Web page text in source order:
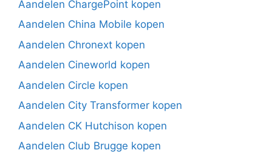
Aandelen ChargePoint kopen
Aandelen China Mobile kopen
Aandelen Chronext kopen
Aandelen Cineworld kopen
Aandelen Circle kopen
Aandelen City Transformer kopen
Aandelen CK Hutchison kopen
Aandelen Club Brugge kopen